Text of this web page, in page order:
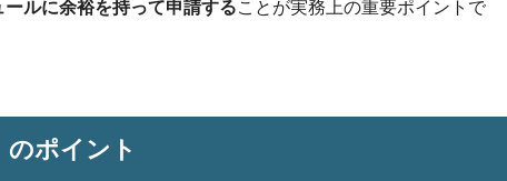
ルに余裕を持って申請することが実務上の重要ポイントで
のポイント